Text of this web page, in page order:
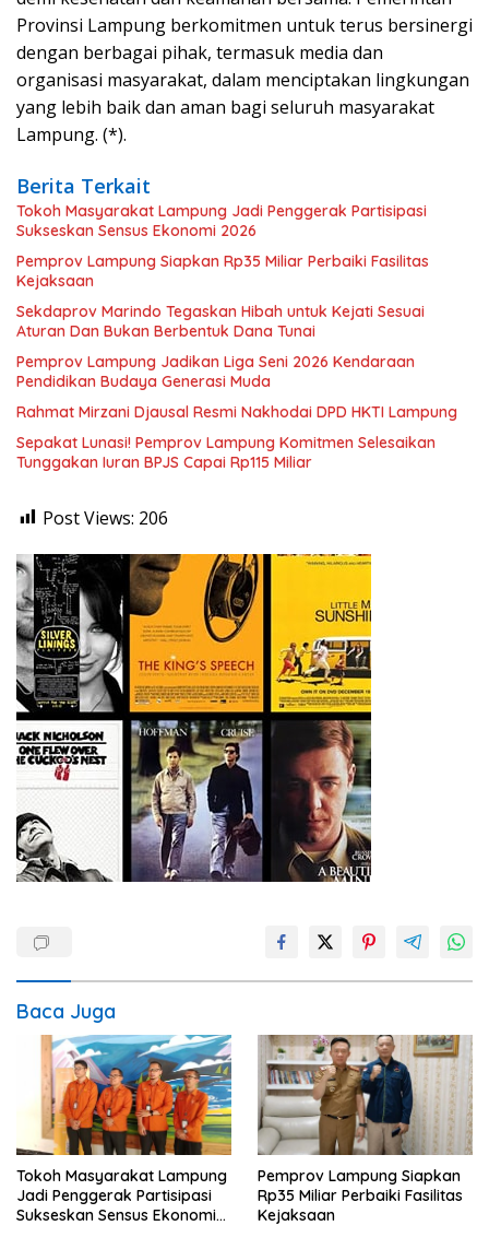
Provinsi Lampung berkomitmen untuk terus bersinergi
dengan berbagai pihak, termasuk media dan
organisasi masyarakat, dalam menciptakan lingkungan
yang lebih baik dan aman bagi seluruh masyarakat
Lampung. (*).
Berita Terkait
Tokoh Masyarakat Lampung Jadi Penggerak Partisipasi
Sukseskan Sensus Ekonomi 2026
Pemprov Lampung Siapkan Rp35 Miliar Perbaiki Fasilitas
Kejaksaan
Sekdaprov Marindo Tegaskan Hibah untuk Kejati Sesuai
Aturan Dan Bukan Berbentuk Dana Tunai
Pemprov Lampung Jadikan Liga Seni 2026 Kendaraan
Pendidikan Budaya Generasi Muda
Rahmat Mirzani Djausal Resmi Nakhodai DPD HKTI Lampung
Sepakat Lunasi! Pemprov Lampung Komitmen Selesaikan
Tunggakan Iuran BPJS Capai Rp115 Miliar
Post Views: 206
Baca Juga
Tokoh Masyarakat Lampung
Jadi Penggerak Partisipasi
Sukseskan Sensus Ekonomi
Pemprov Lampung Siapkan
Rp35 Miliar Perbaiki Fasilitas
Kejaksaan